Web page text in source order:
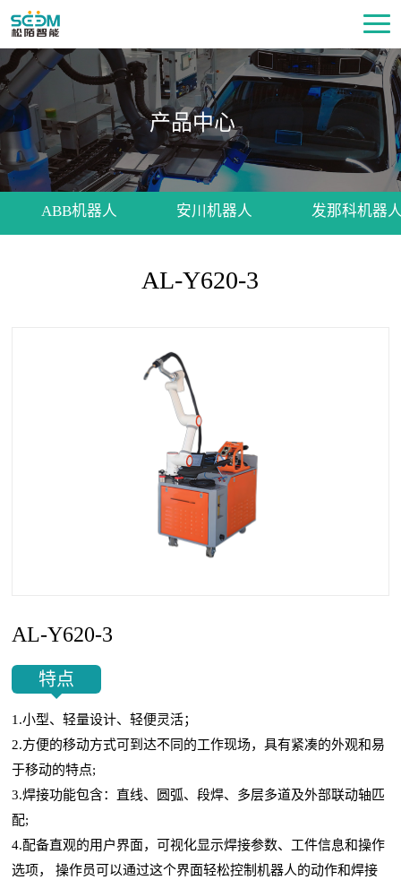
产品中心
ABB机器人 安川机器人 发那科机器
AL-Y620-3
AL-Y620-3
特点
1.小型、轻量设计、轻便灵活；
2.方便的移动方式可到达不同的工作现场，具有紧凑的外观和易
于移动的特点;
3.焊接功能包含：直线、圆弧、段焊、多层多道及外部联动轴匹
配;
4.配备直观的用户界面，可视化显示焊接参数、工件信息和操作
选项， 操作员可以通过这个界面轻松控制机器人的动作和焊接